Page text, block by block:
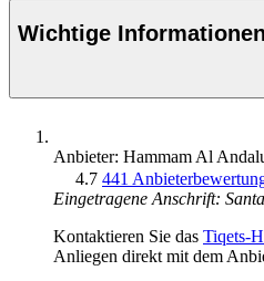
Wichtige Informationen
Anbieter: Hammam Al
4.7 441
Eingetragene Anschrift:
Kontaktieren Sie das Tiqets-
Anliegen direkt mit dem